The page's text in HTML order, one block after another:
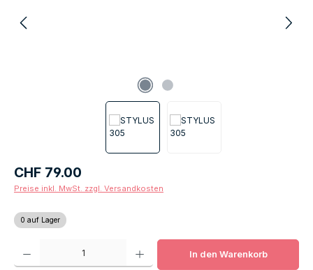
Regulärer Preis:
CHF 79.00
Preise inkl. MwSt. zzgl. Versandkosten
0 auf Lager
Produkt Anzahl: Gib den gewünschten Wert ein oder benutze die
In den Warenkorb